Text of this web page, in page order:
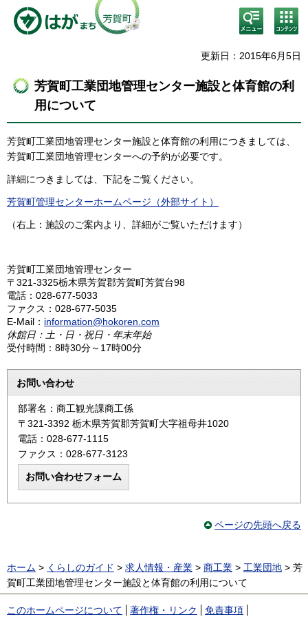
検
索・
メニ
コン
テン
ニュ
更新日：2015年6月5日
芳賀町工業団地管理センター施設と体育館の利
用について
芳賀町工業団地管理センター施設と体育館の利用につきましては、
芳賀町工業団地管理センターへの予約が必要です。
詳細につきましては、下記をご覧ください。
芳賀町管理センターホームページ（外部サイト）
（右上：施設のご案内より、詳細がご覧いただけます）
芳賀町工業団地管理センター
〒321-3325栃木県芳賀郡芳賀町芳賀台98
電話：028-677-5033
ファクス：028-677-5035
E-Mail： information@hokoren.com
休館日：土・日・祝日・年末年始
受付時間：8時30分～17時00分
お問い合わせ
部署名：商工観光課商工係
〒321-3392 栃木県芳賀郡芳賀町大字祖母井1020
電話：028-677-1115
ファクス：028-677-3123
ページの先頭へ戻る
ホーム > くらしのガイド > 求人情報・産業 > 商工業 > 工業団地 > 芳
賀町工業団地管理センター施設と体育館の利用について
このホームページについて 著作権・リンク 免責事項